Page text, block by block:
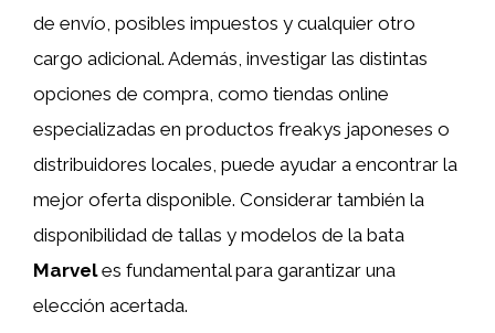
de envío, posibles impuestos y cualquier otro
cargo adicional. Además, investigar las distintas
opciones de compra, como tiendas online
especializadas en productos freakys japoneses o
distribuidores locales, puede ayudar a encontrar la
mejor oferta disponible. Considerar también la
disponibilidad de tallas y modelos de la bata
Marveles fundamental para garantizar una
elección acertada.